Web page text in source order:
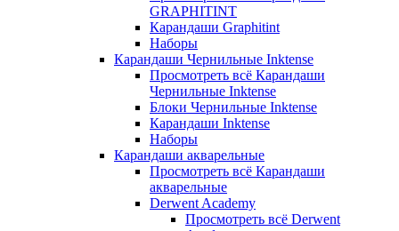
GRAPHITINT
Карандаши Graphitint
Наборы
Карандаши Чернильные Inktense
Просмотреть всё Карандаши
Чернильные Inktense
Блоки Чернильные Inktense
Карандаши Inktense
Наборы
Карандаши акварельные
Просмотреть всё Карандаши
акварельные
Derwent Academy
Просмотреть всё Derwent